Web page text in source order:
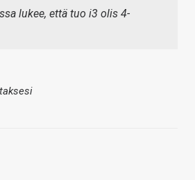
lukee, että tuo i3 olis 4-